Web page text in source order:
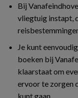
Bij
vliegtuig instapt,
Je kunt
boeken bij
klaarstaat om
ervoor te zorgen
kunt gaan.